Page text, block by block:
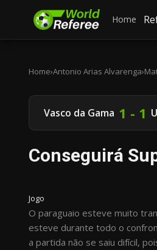
Home
Home›Antonio Arias Alvarenga›
Vasco da Gama 1 - 1
Conseguirá
Jogo
O paraguaio esteve muito
esteve durante todo o
a partida não se saiu difícil,